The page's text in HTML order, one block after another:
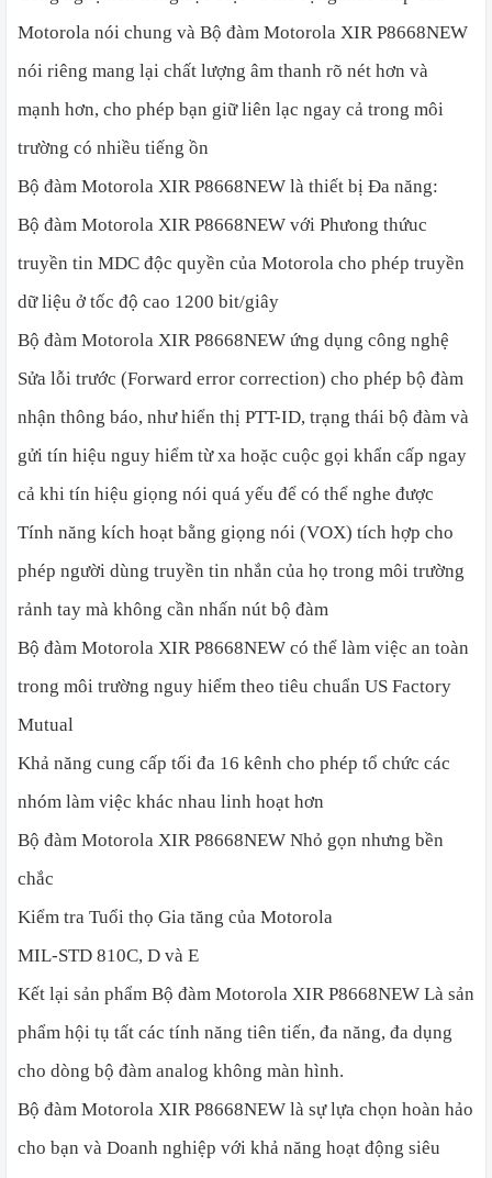
Motorola nói chung và Bộ đàm Motorola XIR P8668NEW
nói riêng mang lại chất lượng âm thanh rõ nét hơn và
mạnh hơn, cho phép bạn giữ liên lạc ngay cả trong môi
trường có nhiều tiếng ồn
Bộ đàm Motorola XIR P8668NEW là thiết bị Đa năng:
Bộ đàm Motorola XIR P8668NEW với Phưong thứuc
truyền tin MDC độc quyền của Motorola cho phép truyền
dữ liệu ở tốc độ cao 1200 bit/giây
Bộ đàm Motorola XIR P8668NEW ứng dụng công nghệ
Sửa lỗi trước (Forward error correction) cho phép bộ đàm
nhận thông báo, như hiển thị PTT-ID, trạng thái bộ đàm và
gửi tín hiệu nguy hiểm từ xa hoặc cuộc gọi khẩn cấp ngay
cả khi tín hiệu giọng nói quá yếu để có thể nghe được
Tính năng kích hoạt bằng giọng nói (VOX) tích hợp cho
phép người dùng truyền tin nhắn của họ trong môi trường
rảnh tay mà không cần nhấn nút bộ đàm
Bộ đàm Motorola XIR P8668NEW có thể làm việc an toàn
trong môi trường nguy hiểm theo tiêu chuẩn US Factory
Mutual
Khả năng cung cấp tối đa 16 kênh cho phép tổ chức các
nhóm làm việc khác nhau linh hoạt hơn
Bộ đàm Motorola XIR P8668NEW Nhỏ gọn nhưng bền
chắc
Kiểm tra Tuổi thọ Gia tăng của Motorola
MIL-STD 810C, D và E
Kết lại sản phẩm Bộ đàm Motorola XIR P8668NEW Là sản
phẩm hội tụ tất các tính năng tiên tiến, đa năng, đa dụng
cho dòng bộ đàm analog không màn hình.
Bộ đàm Motorola XIR P8668NEW là sự lựa chọn hoàn hảo
cho bạn và Doanh nghiệp với khả năng hoạt động siêu